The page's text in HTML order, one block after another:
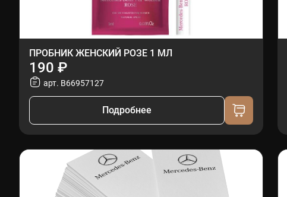
ПРОБНИК ЖЕНСКИЙ РОЗЕ 1 МЛ
190 ₽
арт. B66957127
Подробнее